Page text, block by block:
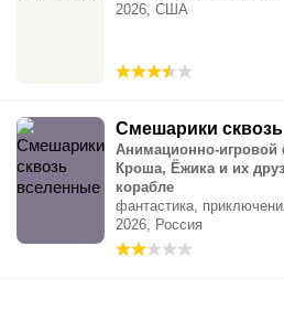
2026, США
Смешарики
Анимационно-
Кроша, Ёжика и их
корабле
фантастика,
2026, Россия